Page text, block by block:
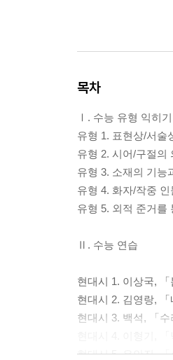
목차
Ⅰ. 수능 유형 익히기
유형 1. 표현상/서술
유형 2. 시어/구절의
유형 3. 소재의 기능
유형 4. 화자/작중
유형 5. 외적 준거를
Ⅱ. 수능 연습
현대시 1. 이상국, 「
현대시 2. 김영랑, 「
현대시 3. 백석, 「수
현대시 5. 유안진,